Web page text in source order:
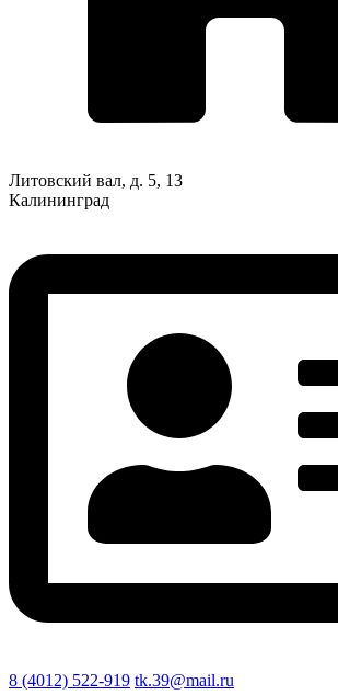
Литовский вал, д. 5, 13
Калининград
8 (4012) 522-919 tk.39@mail.ru